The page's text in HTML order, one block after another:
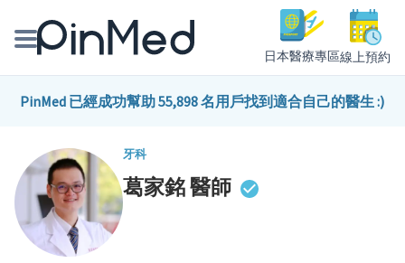
日本醫療專區線上預約
線上預約醫師、院所
醫師專欄專訪
健康主題館
PinMed 已經成功幫助 55,898 名用戶找到適合自己的醫生 :)
牙科
葛家銘醫師